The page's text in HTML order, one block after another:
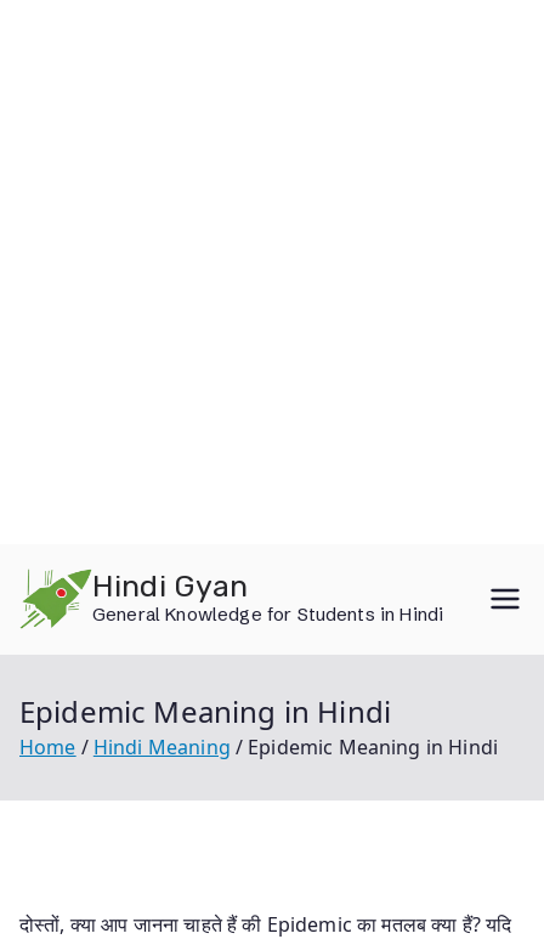
content
Hindi Gyan
General Knowledge for Students in Hindi
Epidemic Meaning in Hindi
Home Hindi Meaning Epidemic Meaning in Hindi
दोस्तों, क्या आप जानना चाहते हैं की Epidemic का मतलब क्या हैं? यदि